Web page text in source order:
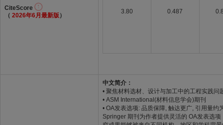
CiteScore
（ 2026年6月最新版 ）
3.80 0.487
中文简介：
• 聚焦材料选材、设计与加工中的工程实践问
• ASM International(材料信息学会)期刊
• OA发表选项: 品质保障, 触达更广, 引用量约
Springer 期刊为作者提供灵活的 OA发表选